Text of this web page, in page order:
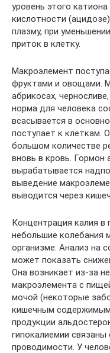
уровень этого
кислотности
плазму, при
приток в клетку.
Макроэлемент
фруктами и овощами.
абрикосах,
норма для человека
всасывается в
поступает к клеткам.
большом количестве
вновь в кровь. Гормон
вырабатывается
выведение
выводится через
Концентрация калия
небольшие колебания
организме. Анализ на
может показать
Она возникает из-за
макроэлемента с
мочой (некоторые
кишечным содержимым
продукции
гипокалиемии
проводимости. У